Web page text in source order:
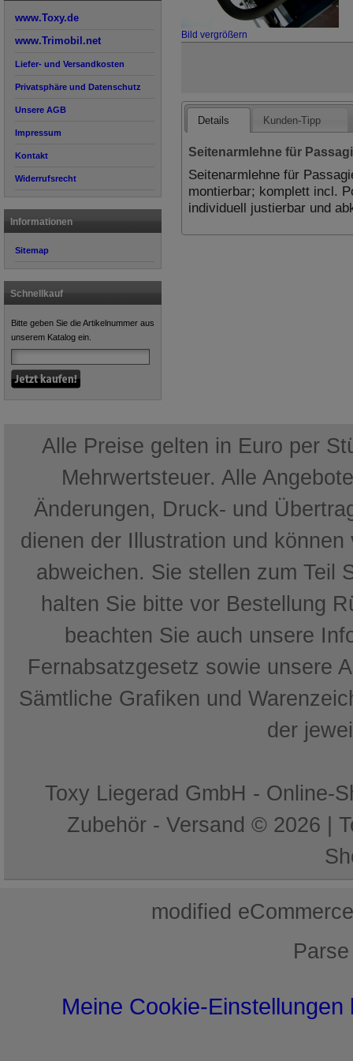
www.Toxy.de
www.Trimobil.net
Liefer- und Versandkosten
Privatsphäre und Datenschutz
Unsere AGB
Impressum
Kontakt
Widerrufsrecht
Informationen
Sitemap
Schnellkauf
Bitte geben Sie die Artikelnummer aus
unserem Katalog ein.
Bild vergrößern
Details Kunden-Tipp
Seitenarmlehne für
Seitenarmlehne für
montierbar; komplett incl.
individuell justierbar und
Alle Preise gelten in Euro per
Mehrwertsteuer. Alle
Änderungen, Druck- und
dienen der Illustration und
abweichen. Sie stellen zum Teil
halten Sie bitte vor Bestellung
beachten Sie auch unsere
Fernabsatzgesetz sowie unsere
Sämtliche Grafiken und
der
Toxy Liegerad GmbH - Online-
Zubehör - Versand © 2026 |
mod ified
Meine Cookie-